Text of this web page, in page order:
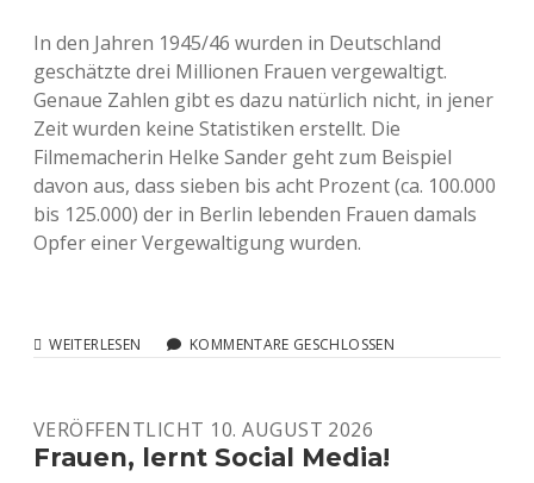
In den Jahren 1945/46 wurden in Deutschland
geschätzte drei Millionen Frauen vergewaltigt.
Genaue Zahlen gibt es dazu natürlich nicht, in jener
Zeit wurden keine Statistiken erstellt. Die
Filmemacherin Helke Sander geht zum Beispiel
davon aus, dass sieben bis acht Prozent (ca. 100.000
bis 125.000) der in Berlin lebenden Frauen damals
Opfer einer Vergewaltigung wurden.
WEITERLESEN
FRAUEN
UND
DER
KOMMENTARE GESCHLOSSEN
VERÖFFENTLICHT 10. AUGUST 2026
Frauen, lernt Social Media!